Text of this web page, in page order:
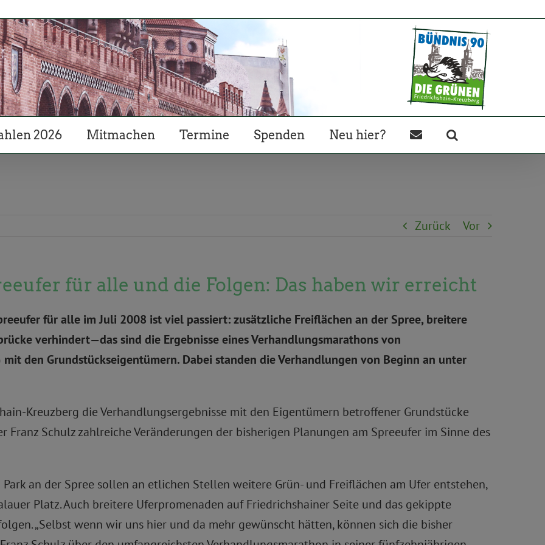
2026 Mitmachen Termine Spenden Neu hier?
Zurück Vor
für alle und die Folgen: Das haben wir erreicht
für alle im Juli 2008 ist viel passiert: zusätzliche Freiflächen an der Spree, breitere
verhindert—das sind die Ergebnisse eines Verhandlungsmarathons von
den Grundstückseigentümern. Dabei standen die Verhandlungen von Beginn an unter
Kreuzberg die Verhandlungsergebnisse mit den Eigentümern betroffener Grundstücke
Schulz zahlreiche Veränderungen der bisherigen Planungen am Spreeufer im Sinne des
an der Spree sollen an etlichen Stellen weitere Grün- und Freiflächen am Ufer entstehen,
Platz. Auch breitere Uferpromenaden auf Friedrichshainer Seite und das gekippte
„Selbst wenn wir uns hier und da mehr gewünscht hätten, können sich die bisher